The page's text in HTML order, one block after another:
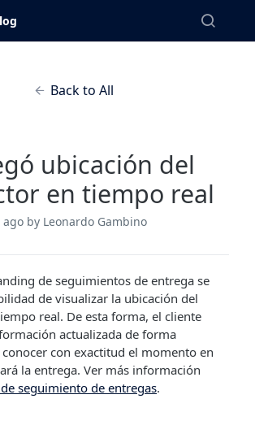
Back to All
ubicación del
en tiempo real
ago by Leonardo Gambino
de seguimientos de entrega se
de visualizar la ubicación del
real. De esta forma, el cliente
actualizada de forma
con exactitud el momento en
la entrega. Ver más información
seguimiento de entregas.